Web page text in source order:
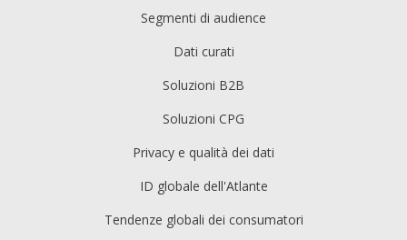
Segmenti di audience
Dati curati
Soluzioni B2B
Soluzioni CPG
Privacy e qualità dei dati
ID globale dell'Atlante
Tendenze globali dei consumatori